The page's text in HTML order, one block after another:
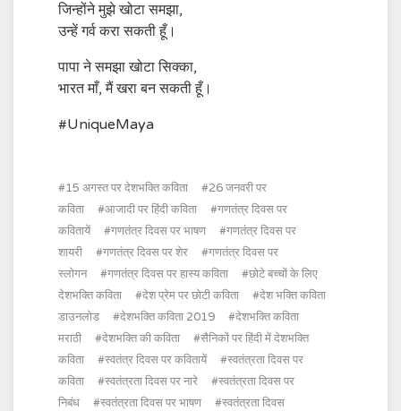
जिन्होंने मुझे खोटा समझा,
उन्हें गर्व करा सकती हूँ।
पापा ने समझा खोटा सिक्का,
भारत माँ, मैं खरा बन सकती हूँ।
#UniqueMaya
15 अगस्त पर देशभक्ति कविता
26 जनवरी पर
कविता
आजादी पर हिंदी कविता
गणतंत्र दिवस पर
कवितायें
गणतंत्र दिवस पर भाषण
गणतंत्र दिवस पर
शायरी
गणतंत्र दिवस पर शेर
गणतंत्र दिवस पर
स्लोगन
गणतंत्र दिवस पर हास्य कविता
छोटे बच्चों के लिए
देशभक्ति कविता
देश प्रेम पर छोटी कविता
देश भक्ति कविता
डाउनलोड
देशभक्ति कविता 2019
देशभक्ति कविता
मराठी
देशभक्ति की कविता
सैनिकों पर हिंदी में देशभक्ति
कविता
स्वतंत्र दिवस पर कवितायें
स्वतंत्रता दिवस पर
कविता
स्वतंत्रता दिवस पर नारे
स्वतंत्रता दिवस पर
निबंध
स्वतंत्रता दिवस पर भाषण
स्वतंत्रता दिवस